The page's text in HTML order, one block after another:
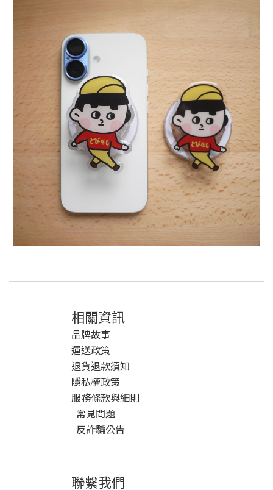
相關資訊
品牌故事
運送政策
退貨退款須知
隱私權政策
服務條款與細則
常見問題
反詐騙公告
聯繫我們